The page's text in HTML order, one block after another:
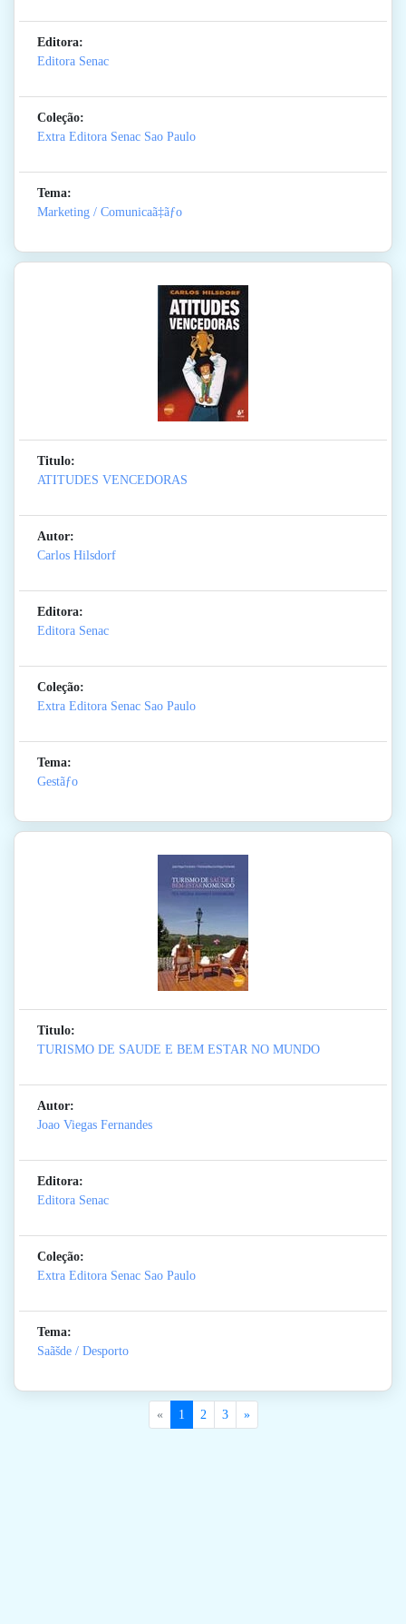
Editora:
Editora Senac
Coleção:
Extra Editora Senac Sao Paulo
Tema:
Marketing / Comunicaã‡ãƒo
Titulo:
ATITUDES VENCEDORAS
Autor:
Carlos Hilsdorf
Editora:
Editora Senac
Coleção:
Extra Editora Senac Sao Paulo
Tema:
Gestãƒo
Titulo:
TURISMO DE SAUDE E BEM ESTAR NO MUNDO
Autor:
Joao Viegas Fernandes
Editora:
Editora Senac
Coleção:
Extra Editora Senac Sao Paulo
Tema:
Saãšde / Desporto
« 1 2 3 »